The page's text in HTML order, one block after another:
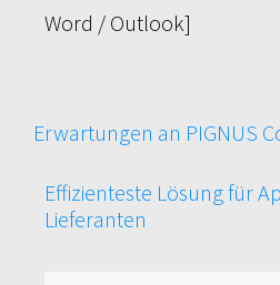
Word / Outlook]
Erwartungen an PIGNUS
Effizienteste Lösung für
Lieferanten